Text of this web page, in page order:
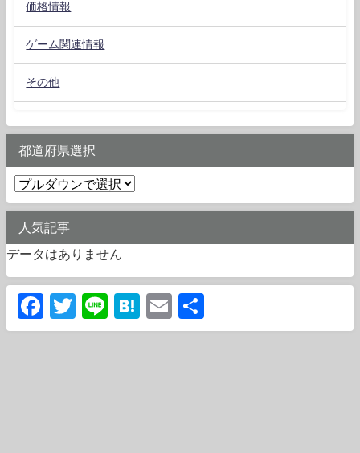
価格情報
ゲーム関連情報
その他
都道府県選択
人気記事
データはありません
Facebook
Twitter
LineHatena
Email
有